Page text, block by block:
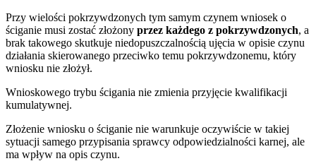
Przy wielości pokrzywdzonych tym samym czynem wniosek o
ściganie musi zostać złożony przez każdego z pokrzywdzonych, a
brak takowego skutkuje niedopuszczalnością ujęcia w opisie czynu
działania skierowanego przeciwko temu pokrzywdzonemu, który
wniosku nie złożył.
Wnioskowego trybu ścigania nie zmienia przyjęcie kwalifikacji
kumulatywnej.
Złożenie wniosku o ściganie nie warunkuje oczywiście w takiej
sytuacji samego przypisania sprawcy odpowiedzialności karnej, ale
ma wpływ na opis czynu.